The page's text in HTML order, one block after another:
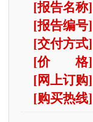
[报告名称
[报告编号]
[交付方
[价 格]：
[网上订
[购买热